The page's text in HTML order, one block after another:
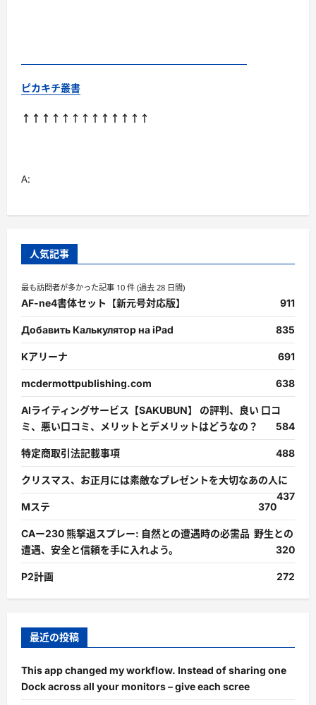
ピカキチ叢書
↑↑↑↑↑↑↑↑↑↑↑↑↑
A:
人気記事
最も訪問者が多かった記事 10 件 (過去 28 日間)
AF-ne4書体セット【新元号対応版】 911
Добавить Калькулятор на iPad 835
Kアリーナ 691
mcdermottpublishing.com 638
AIライティングサービス【SAKUBUN】 の評判、良い 口コ
ミ、悪い口コミ、メリットとデメリットはどうなの？
584
特定商取引法記載事項 488
クリスマス、お正月には素敵なプレゼントを大切なあの人に
437
Mステ
370
CAー230 熊撃退スプレー: 自然との遭遇時の必需品 野生との
遭遇、安全と信頼を手に入れよう。
320
P2計画 272
最近の投稿
This app changed my workflow. Instead of sharing one
Dock across all your monitors – give each scree